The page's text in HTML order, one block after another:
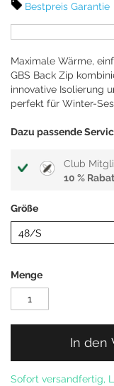
Bestpreis Garantie
Maximale Wärme,
GBS Back Zip
innovative Isolierung
perfekt für Winter-
Dazu passende
Club
10 %
Größe
Menge
In den
Sofort versandfertig,